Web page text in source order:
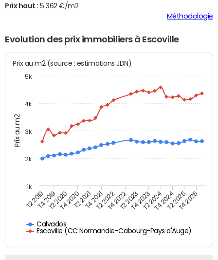
Prix haut : 5 362 €/m2
Méthodologie
Evolution des prix immobiliers à Escoville
Prix au m2
Prix au m2 (source : estimations JDN)
Calvados
Escoville (CC Normandie-Cabourg-Pays d'Auge)
T2 2019T4 2019T2 2020T4 2020T2 2021T4 2021T2 2022T4 2022T2 2023T4 2023T2 2024T4 2024T2 2025T4 2025
1k
2k
3k
4k
5k